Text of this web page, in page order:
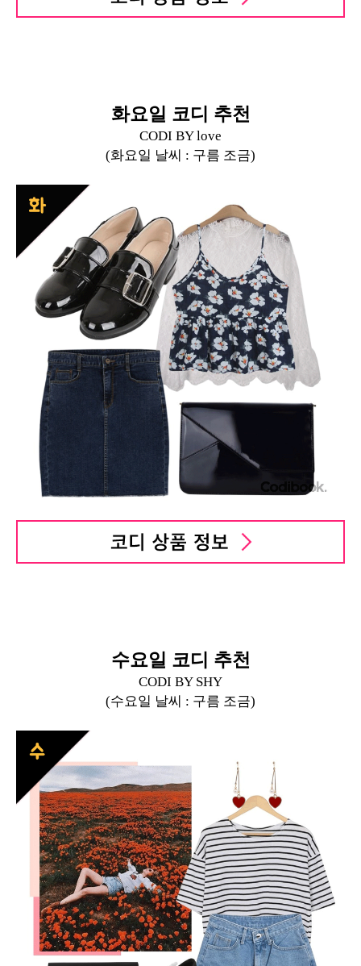
화요일 코디 추천
CODI BY love
(화요일 날씨 : 구름 조금)
수요일 코디 추천
CODI BY SHY
(수요일 날씨 : 구름 조금)